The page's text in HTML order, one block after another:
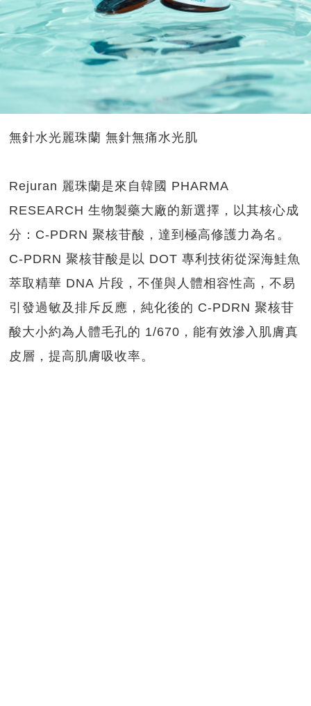
無針水光麗珠蘭 無針無痛水光肌
Rejuran 麗珠蘭是來自韓國 PHARMA
RESEARCH 生物製藥大廠的新選擇，以其核心成
分：C-PDRN 聚核苷酸，達到極高修護力為名。
C-PDRN 聚核苷酸是以 DOT 專利技術從深海鮭魚
萃取精華 DNA 片段，不僅與人體相容性高，不易
引發過敏及排斥反應，純化後的 C-PDRN 聚核苷
酸大小約為人體毛孔的 1/670，能有效滲入肌膚真
皮層，提高肌膚吸收率。